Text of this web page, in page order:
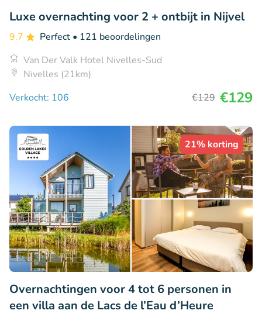
Luxe overnachting voor 2 + ontbijt in Nijvel
9.7 Perfect • 121 beoordelingen
Van Der Valk Hotel Nivelles-Sud
Nivelles (21km)
Verkocht: 106
€129 €129
21% korting
Overnachtingen voor 4 tot 6 personen in
een villa aan de Lacs de l’Eau d’Heure